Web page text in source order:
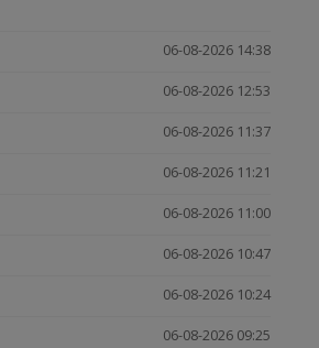
06-08-2026 14:38
06-08-2026 12:53
06-08-2026 11:37
06-08-2026 11:21
06-08-2026 11:00
06-08-2026 10:47
06-08-2026 10:24
06-08-2026 09:25